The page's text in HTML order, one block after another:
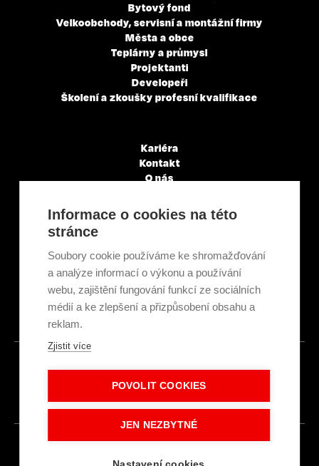
Bytový fond
Velkoobchody, servisní a montážní firmy
Města a obce
Teplárny a průmysl
Projektanti
Developeři
Školení a zkoušky profesní kvalifikace
Kariéra
Kontakt
O nás
Články a novinky
GDPR & Cookies
Ekologická recyklace
Projekty EU
Intranet - Přihlášení
Přihlášení
© 2026
Informace o cookies na této
stránce
Soubory cookie používáme ke shromažďování
a analýze informací o výkonu a používání
webu, zajištění fungování funkcí ze sociálních
médií a ke zlepšení a přizpůsobení obsahu a
reklam.
Zjistit více
POVOLIT COOKIES
JEN NEZBYTNÉ